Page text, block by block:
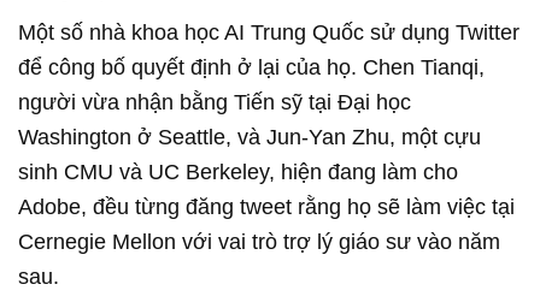
Một số nhà khoa học AI Trung Quốc sử dụng Twitter
để công bố quyết định ở lại của họ. Chen Tianqi,
người vừa nhận bằng Tiến sỹ tại Đại học
Washington ở Seattle, và Jun-Yan Zhu, một cựu
sinh CMU và UC Berkeley, hiện đang làm cho
Adobe, đều từng đăng tweet rằng họ sẽ làm việc tại
Cernegie Mellon với vai trò trợ lý giáo sư vào năm
sau.